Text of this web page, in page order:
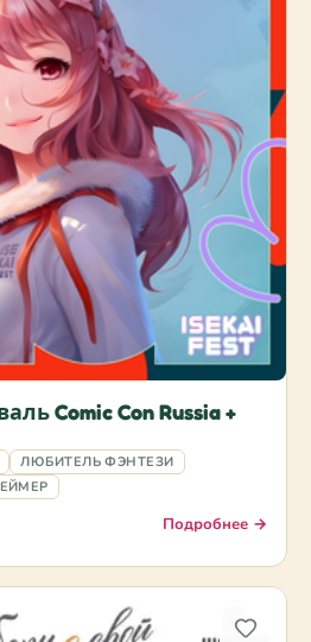
Comic Con Russia +
ЛЮБИТЕЛЬ ФЭНТЕЗИ
Подробнее →